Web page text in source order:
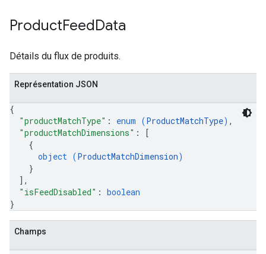
ProductFeedData
Détails du flux de produits.
Représentation JSON
{
"productMatchType" : enum (ProductMatchType) ,
"productMatchDimensions" :
[
{
object (ProductMatchDimension)
}
] ,
"isFeedDisabled" : boolean
}
Champs